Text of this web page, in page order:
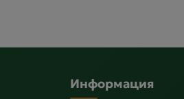
Информация